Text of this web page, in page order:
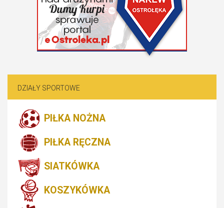
DZIAŁY SPORTOWE
PIŁKA NOŻNA
PIŁKA RĘCZNA
SIATKÓWKA
KOSZYKÓWKA